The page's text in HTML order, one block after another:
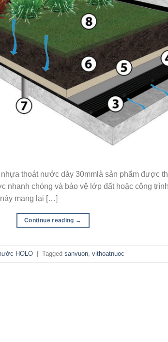
thoát nước dày 30mmlà sản phẩm được
nhanh chóng và bảo vệ lớp đất hoặc công
mang lại […]
Continue reading →
HOLO | Tagged sanvuon vithoatnuoc